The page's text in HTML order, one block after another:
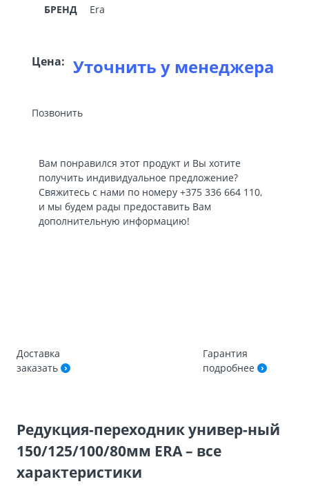
БРЕНД Era
Цена: Уточнить у менеджера
Позвонить
Вам понравился этот продукт и Вы хотите
получить индивидуальное предложение?
Свяжитесь с нами по номеру +375 336 664 110,
и мы будем рады предоставить Вам
дополнительную информацию!
Доставка
заказать
Гарантия
подробнее
Редукция-переходник универ-ный
150/125/100/80мм ERA – все
характеристики